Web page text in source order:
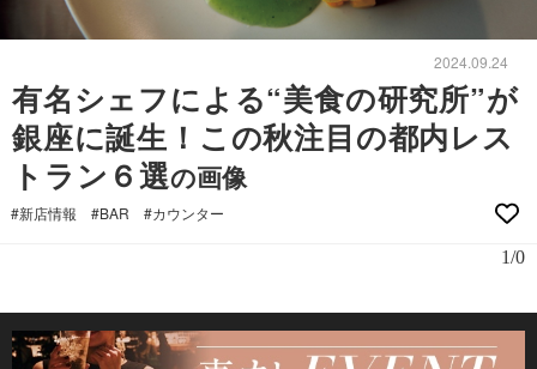
2024.09.24
有名シェフによる“美食の研究所”が
銀座に誕生！この秋注目の都内レス
トラン６選の画像
#新店情報 #BAR #カウンター
1/0